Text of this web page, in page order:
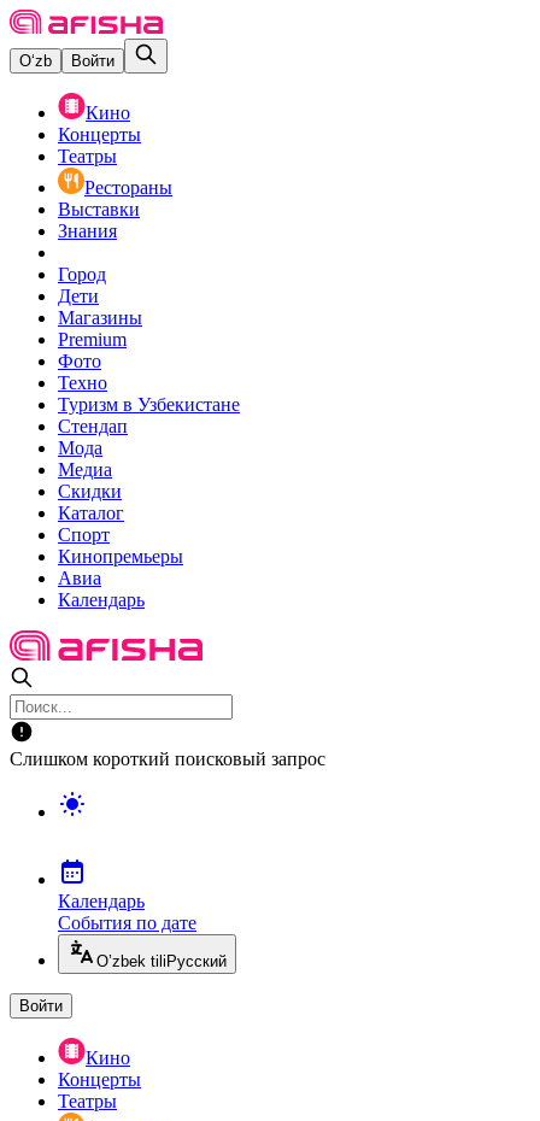
O‘zb Войти
Кино
Концерты
Театры
Рестораны
Выставки
Знания
Город
Дети
Магазины
Premium
Фото
Техно
Туризм в Узбекистане
Стендап
Мода
Медиа
Скидки
Каталог
Спорт
Кинопремьеры
Авиа
Календарь
Слишком короткий поисковый запрос
Календарь
События по дате
O’zbek tili Русский
Войти
Кино
Концерты
Театры